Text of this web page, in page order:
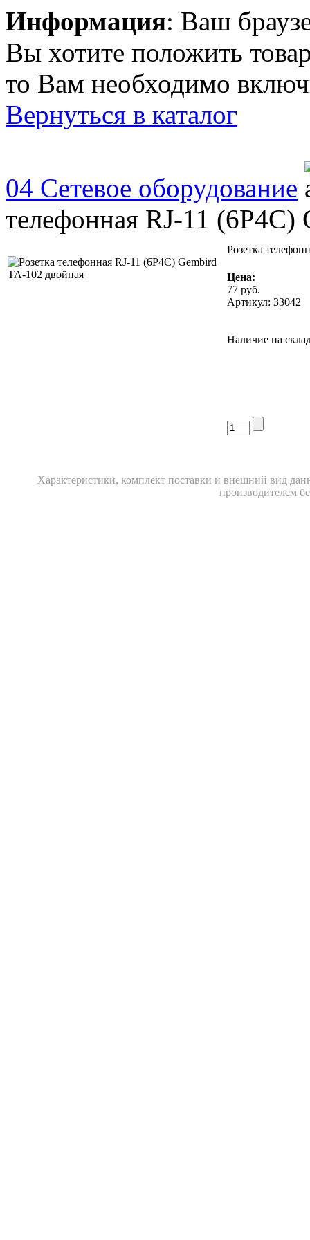
Информация: Ваш
Вы хотите положить
то Вам необходимо
Вернуться в каталог
04 Сетевое оборудование
телефонная RJ-11
Розетка
Цена:
77 руб.
Артикул: 33042
Наличие на
Xарактеристики, комплект поставки и внешний вид
производителем